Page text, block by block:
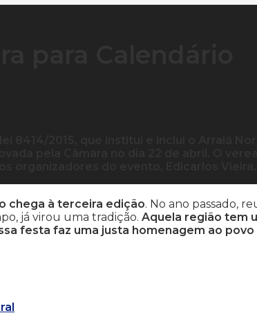
chega à terceira edição. No ano passado,
já virou uma tradição. Aquela região tem
festa faz uma justa homenagem ao povo